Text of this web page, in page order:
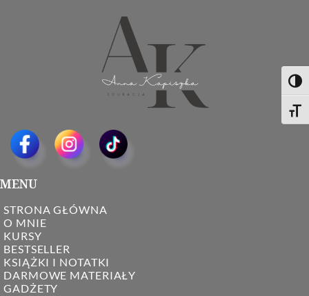
MENU
STRONA GŁÓWNA
O MNIE
KURSY
BESTSELLER
KSIĄŻKI I NOTATKI
DARMOWE MATERIAŁY
GADŻETY